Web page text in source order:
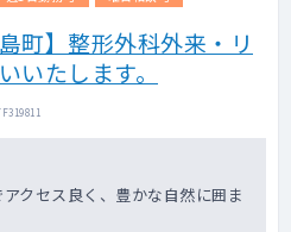
町】整形外科外来・リ
いたします。
クセス良く、豊かな自然に囲ま